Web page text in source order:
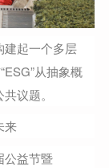
建起一个多层
从抽象概
议题。
来
公益节暨